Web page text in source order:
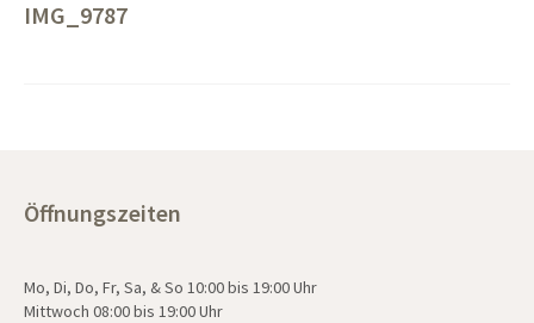
IMG_9787
Öffnungszeiten
Mo, Di, Do, Fr, Sa, & So 10:00 bis 19:00 Uhr
Mittwoch 08:00 bis 19:00 Uhr